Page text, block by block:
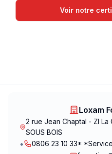
Voir notre
Loxam
2 rue Jean Chaptal - ZI La
SOUS BOIS
• 0806 23 10 33*